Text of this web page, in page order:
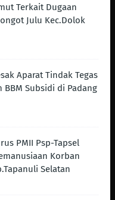
Terkait Dugaan
Julu Kec.Dolok
Aparat Tindak Tegas
Subsidi di Padang
PMII Psp-Tapsel
Korban
Selatan